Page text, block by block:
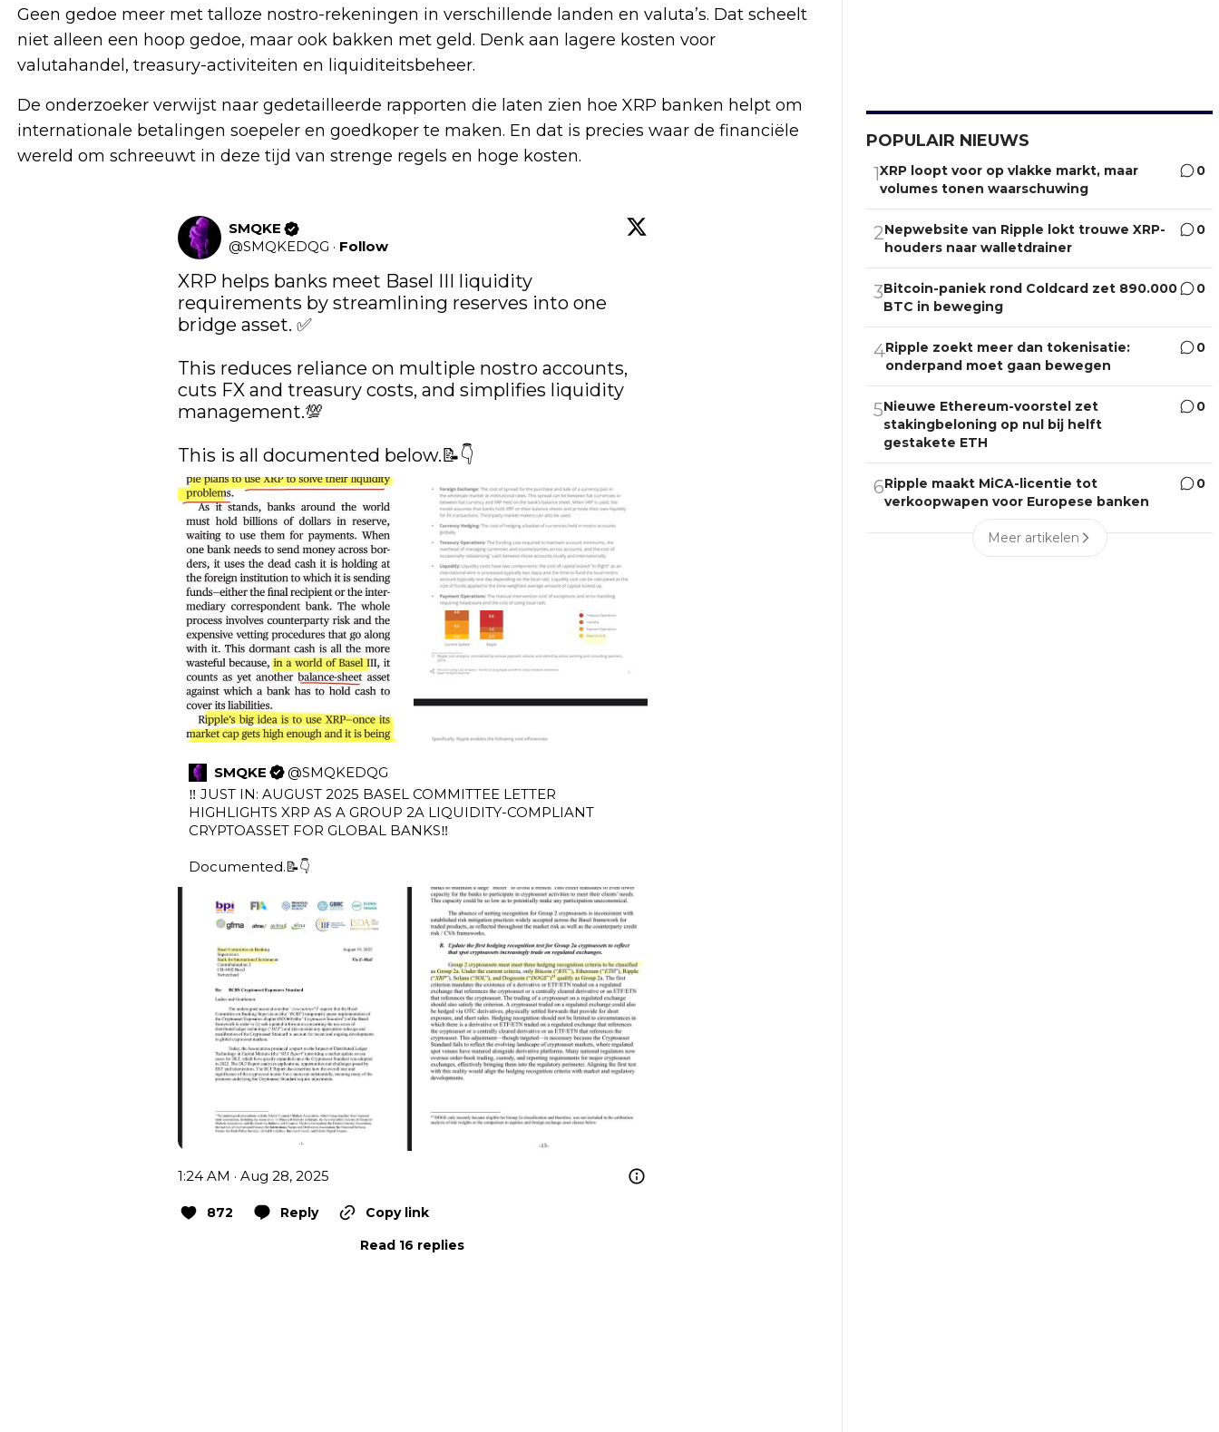
Geen gedoe meer met talloze nostro-rekeningen in verschillende landen en valuta’s. Dat scheelt
niet alleen een hoop gedoe, maar ook bakken met geld. Denk aan lagere kosten voor
valutahandel, treasury-activiteiten en liquiditeitsbeheer.
De onderzoeker verwijst naar gedetailleerde rapporten die laten zien hoe XRP banken helpt om
internationale betalingen soepeler en goedkoper te maken. En dat is precies waar de financiële
wereld om schreeuwt in deze tijd van strenge regels en hoge kosten.
SMQKE
@SMQKEDQG · Follow
XRP helps banks meet Basel III liquidity
requirements by streamlining reserves into one
bridge asset. ✅
This reduces reliance on multiple nostro accounts,
cuts FX and treasury costs, and simplifies liquidity
management.💯
This is all documented below.📝👇
SMQKE @SMQKEDQG
‼️ JUST IN: AUGUST 2025 BASEL COMMITTEE LETTER
HIGHLIGHTS XRP AS A GROUP 2A LIQUIDITY-COMPLIANT
CRYPTOASSET FOR GLOBAL BANKS‼️
Documented.📝👇
1:24 AM · Aug 28, 2025
872 Reply
Copy link
Read 16 replies
POPULAIR NIEUWS
1XRP loopt voor op vlakke markt, maar
volumes tonen waarschuwing
0
2Nepwebsite van Ripple lokt trouwe XRP-
houders naar walletdrainer
0
3Bitcoin-paniek rond Coldcard zet 890.000
BTC in beweging
0
4Ripple zoekt meer dan tokenisatie:
onderpand moet gaan bewegen
0
5Nieuwe Ethereum-voorstel zet
stakingbeloning op nul bij helft
gestakete ETH
0
6Ripple maakt MiCA-licentie tot
verkoopwapen voor Europese banken
0
Meer artikelen